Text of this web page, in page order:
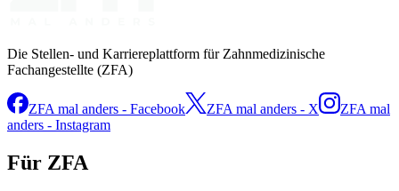
Die Stellen- und Karriereplattform für Zahnmedizinische
Fachangestellte (ZFA)
ZFA mal anders - Facebook ZFA mal anders - X
ZFA mal
anders - Instagram
Für ZFA